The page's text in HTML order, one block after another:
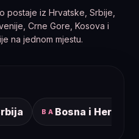
postaje iz Hrvatske, Srbije,
Crne Gore, Kosova i
na jednom mjestu.
BA Bosna i